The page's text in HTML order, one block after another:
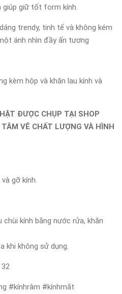
giúp giữ tốt form kính.
trendy, tinh tế và không kém
ánh nhìn đầy ấn tượng
kèm hộp và khăn lau kính và
ĐƯỢC CHỤP TẠI SHOP
VÊ CHẤT LƯỢNG VÀ HÌNH
gỡ kính.
kính bằng nước rửa, khăn
khi không sử dụng.
#kínhrâm #kínhmắt